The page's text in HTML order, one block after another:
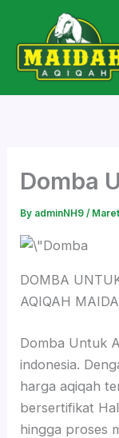
content
Domba
By adminNH9/
DOMBA
AQIQAH
Domba Untuk
indonesia.
harga aqiqah
bersertifikat
hingga proses